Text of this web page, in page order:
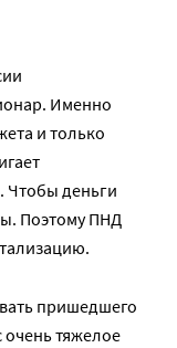
Именно
и только
Чтобы деньги
Поэтому ПНД
пришедшего
очень тяжелое